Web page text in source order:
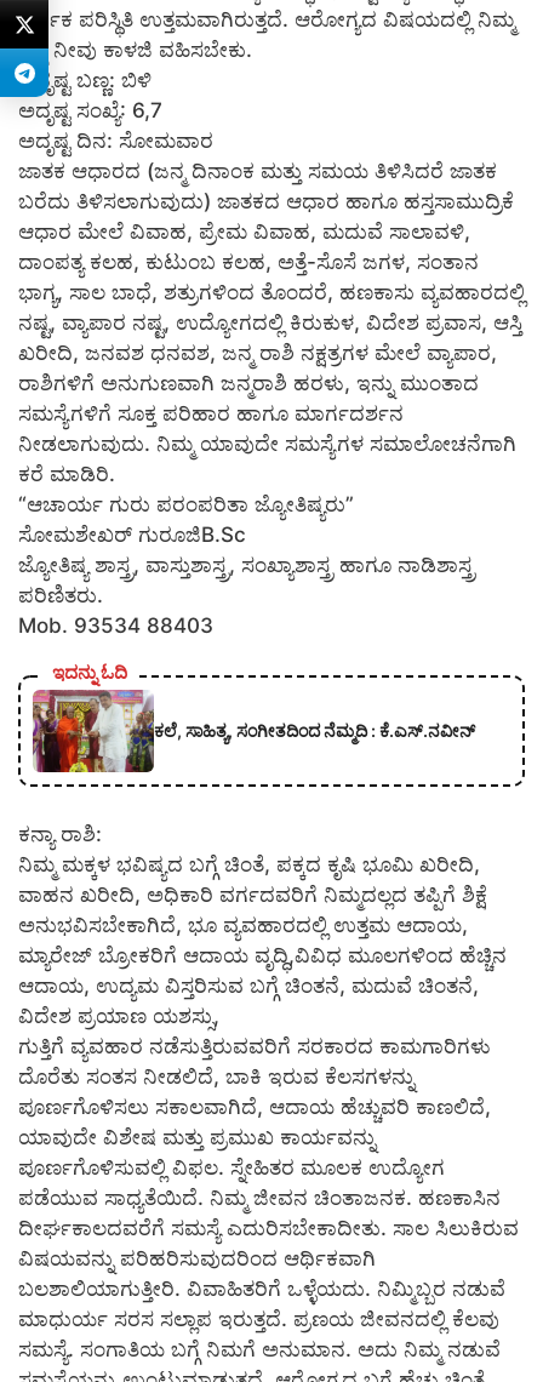
ಆರ್ಥಿಕ ಪರಿಸ್ಥಿತಿ ಉತ್ತಮವಾಗಿರುತ್ತದೆ. ಆರೋಗ್ಯದ ವಿಷಯದಲ್ಲಿ ನಿಮ್ಮ
ಬಗ್ಗೆ ನೀವು ಕಾಳಜಿ ವಹಿಸಬೇಕು.
ಅದೃಷ್ಟ ಬಣ್ಣ: ಬಿಳಿ
ಅದೃಷ್ಟ ಸಂಖ್ಯೆ: 6,7
ಅದೃಷ್ಟ ದಿನ: ಸೋಮವಾರ
ಜಾತಕ ಆಧಾರದ (ಜನ್ಮ ದಿನಾಂಕ ಮತ್ತು ಸಮಯ ತಿಳಿಸಿದರೆ ಜಾತಕ
ಬರೆದು ತಿಳಿಸಲಾಗುವುದು) ಜಾತಕದ ಆಧಾರ ಹಾಗೂ ಹಸ್ತಸಾಮುದ್ರಿಕೆ
ಆಧಾರ ಮೇಲೆ ವಿವಾಹ, ಪ್ರೇಮ ವಿವಾಹ, ಮದುವೆ ಸಾಲಾವಳಿ,
ದಾಂಪತ್ಯ ಕಲಹ, ಕುಟುಂಬ ಕಲಹ, ಅತ್ತೆ-ಸೊಸೆ ಜಗಳ, ಸಂತಾನ
ಭಾಗ್ಯ, ಸಾಲ ಬಾಧೆ, ಶತ್ರುಗಳಿಂದ ತೊಂದರೆ, ಹಣಕಾಸು ವ್ಯವಹಾರದಲ್ಲಿ
ನಷ್ಟ, ವ್ಯಾಪಾರ ನಷ್ಟ, ಉದ್ಯೋಗದಲ್ಲಿ ಕಿರುಕುಳ, ವಿದೇಶ ಪ್ರವಾಸ, ಆಸ್ತಿ
ಖರೀದಿ, ಜನವಶ ಧನವಶ, ಜನ್ಮ ರಾಶಿ ನಕ್ಷತ್ರಗಳ ಮೇಲೆ ವ್ಯಾಪಾರ,
ರಾಶಿಗಳಿಗೆ ಅನುಗುಣವಾಗಿ ಜನ್ಮರಾಶಿ ಹರಳು, ಇನ್ನು ಮುಂತಾದ
ಸಮಸ್ಯೆಗಳಿಗೆ ಸೂಕ್ತ ಪರಿಹಾರ ಹಾಗೂ ಮಾರ್ಗದರ್ಶನ
ನೀಡಲಾಗುವುದು. ನಿಮ್ಮ ಯಾವುದೇ ಸಮಸ್ಯೆಗಳ ಸಮಾಲೋಚನೆಗಾಗಿ
ಕರೆ ಮಾಡಿರಿ.
“ಆಚಾರ್ಯ ಗುರು ಪರಂಪರಿತಾ ಜ್ಯೋತಿಷ್ಯರು”
ಸೋಮಶೇಖರ್ ಗುರೂಜಿB.Sc
ಜ್ಯೋತಿಷ್ಯ ಶಾಸ್ತ್ರ, ವಾಸ್ತುಶಾಸ್ತ್ರ, ಸಂಖ್ಯಾಶಾಸ್ತ್ರ ಹಾಗೂ ನಾಡಿಶಾಸ್ತ್ರ
ಪರಿಣಿತರು.
Mob. 93534 88403
ಇದನ್ನು ಓದಿ
ಕಲೆ, ಸಾಹಿತ್ಯ, ಸಂಗೀತದಿಂದ ನೆಮ್ಮದಿ : ಕೆ.ಎಸ್.ನವೀನ್
ಕನ್ಯಾ ರಾಶಿ:
ನಿಮ್ಮ ಮಕ್ಕಳ ಭವಿಷ್ಯದ ಬಗ್ಗೆ ಚಿಂತೆ, ಪಕ್ಕದ ಕೃಷಿ ಭೂಮಿ ಖರೀದಿ,
ವಾಹನ ಖರೀದಿ, ಅಧಿಕಾರಿ ವರ್ಗದವರಿಗೆ ನಿಮ್ಮದಲ್ಲದ ತಪ್ಪಿಗೆ ಶಿಕ್ಷೆ
ಅನುಭವಿಸಬೇಕಾಗಿದೆ, ಭೂ ವ್ಯವಹಾರದಲ್ಲಿ ಉತ್ತಮ ಆದಾಯ,
ಮ್ಯಾರೇಜ್ ಬ್ರೋಕರಿಗೆ ಆದಾಯ ವೃದ್ಧಿ,ವಿವಿಧ ಮೂಲಗಳಿಂದ ಹೆಚ್ಚಿನ
ಆದಾಯ, ಉದ್ಯಮ ವಿಸ್ತರಿಸುವ ಬಗ್ಗೆ ಚಿಂತನೆ, ಮದುವೆ ಚಿಂತನೆ,
ವಿದೇಶ ಪ್ರಯಾಣ ಯಶಸ್ಸು,
ಗುತ್ತಿಗೆ ವ್ಯವಹಾರ ನಡೆಸುತ್ತಿರುವವರಿಗೆ ಸರಕಾರದ ಕಾಮಗಾರಿಗಳು
ದೊರೆತು ಸಂತಸ ನೀಡಲಿದೆ, ಬಾಕಿ ಇರುವ ಕೆಲಸಗಳನ್ನು
ಪೂರ್ಣಗೊಳಿಸಲು ಸಕಾಲವಾಗಿದೆ, ಆದಾಯ ಹೆಚ್ಚುವರಿ ಕಾಣಲಿದೆ,
ಯಾವುದೇ ವಿಶೇಷ ಮತ್ತು ಪ್ರಮುಖ ಕಾರ್ಯವನ್ನು
ಪೂರ್ಣಗೊಳಿಸುವಲ್ಲಿ ವಿಫಲ. ಸ್ನೇಹಿತರ ಮೂಲಕ ಉದ್ಯೋಗ
ಪಡೆಯುವ ಸಾಧ್ಯತೆಯಿದೆ. ನಿಮ್ಮ ಜೀವನ ಚಿಂತಾಜನಕ. ಹಣಕಾಸಿನ
ದೀರ್ಘಕಾಲದವರೆಗೆ ಸಮಸ್ಯೆ ಎದುರಿಸಬೇಕಾದೀತು. ಸಾಲ ಸಿಲುಕಿರುವ
ವಿಷಯವನ್ನು ಪರಿಹರಿಸುವುದರಿಂದ ಆರ್ಥಿಕವಾಗಿ
ಬಲಶಾಲಿಯಾಗುತ್ತೀರಿ. ವಿವಾಹಿತರಿಗೆ ಒಳ್ಳೆಯದು. ನಿಮ್ಮಿಬ್ಬರ ನಡುವೆ
ಮಾಧುರ್ಯ ಸರಸ ಸಲ್ಲಾಪ ಇರುತ್ತದೆ. ಪ್ರಣಯ ಜೀವನದಲ್ಲಿ ಕೆಲವು
ಸಮಸ್ಯೆ. ಸಂಗಾತಿಯ ಬಗ್ಗೆ ನಿಮಗೆ ಅನುಮಾನ. ಅದು ನಿಮ್ಮ ನಡುವೆ